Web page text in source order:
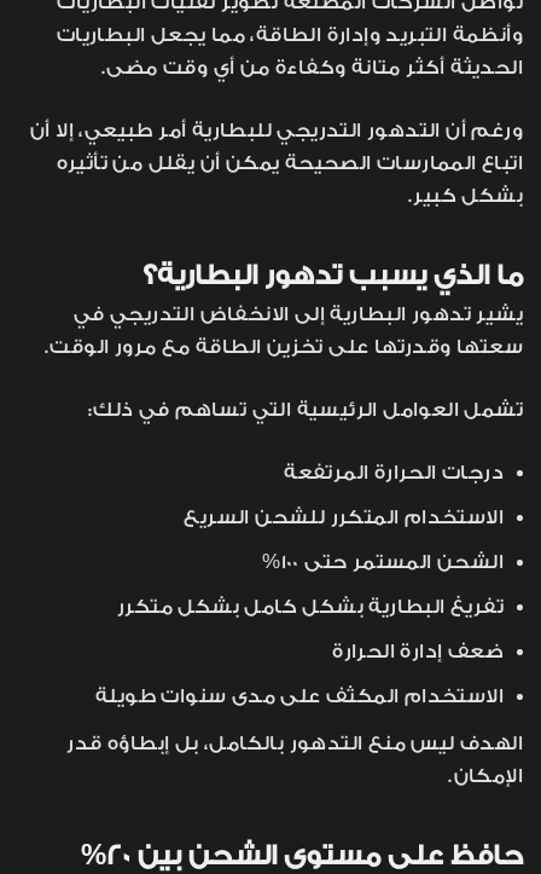
وأنظمة التبريد وإدارة الطاقة، مما يجعل البطاريات
الحديثة أكثر متانة وكفاءة من أي وقت مضى.
ورغم أن التدهور التدريجي للبطارية أمر طبيعي، إلا أن
اتباع الممارسات الصحيحة يمكن أن يقلل من تأثيره
بشكل كبير.
ما الذي يسبب تدهور البطارية؟
يشير تدهور البطارية إلى الانخفاض التدريجي في
سعتها وقدرتها على تخزين الطاقة مع مرور الوقت.
تشمل العوامل الرئيسية التي تساهم في ذلك:
درجات الحرارة المرتفعة
الاستخدام المتكرر للشحن السريع
الشحن المستمر حتى 100%
تفريغ البطارية بشكل كامل بشكل متكرر
ضعف إدارة الحرارة
الاستخدام المكثف على مدى سنوات طويلة
الهدف ليس منع التدهور بالكامل، بل إبطاؤه قدر
الإمكان.
حافظ على مستوى الشحن بين 20%